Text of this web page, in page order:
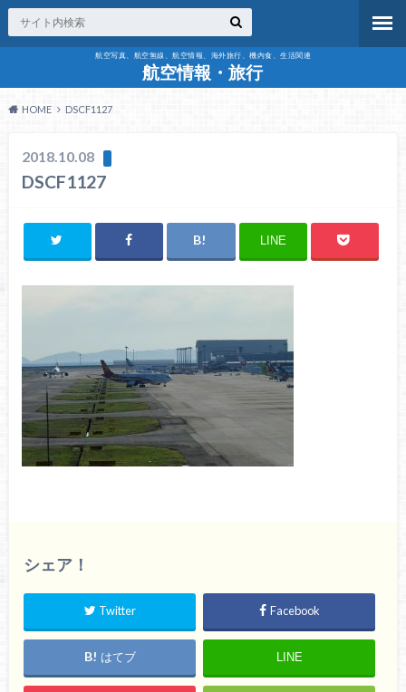
航空写真、航空無線、航空情報、海外旅行、機内食、生活関連
航空情報・旅行
HOME DSCF1127
2018.10.08
DSCF1127
LINE
シェア！
Twitter Facebook
はてブ LINE